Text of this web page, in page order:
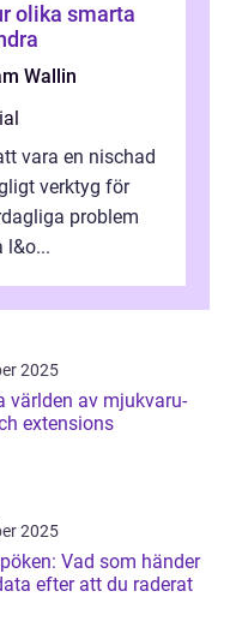
olika smarta
Wallin
vara en nischad
verktyg för
problem
l&o...
2025
världen av mjukvaru-
extensions
2025
Vad som händer
efter att du raderat